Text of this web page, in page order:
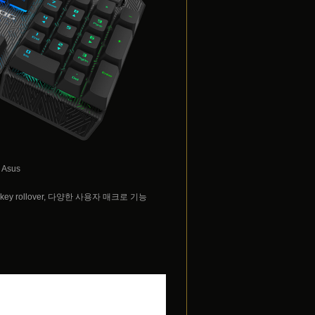
rollover, 다양한 사용자 매크로 기능